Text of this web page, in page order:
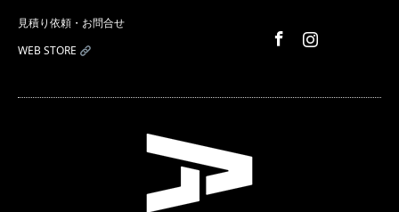
見積り依頼・お問合せ
WEB STORE
FacebookInstagram